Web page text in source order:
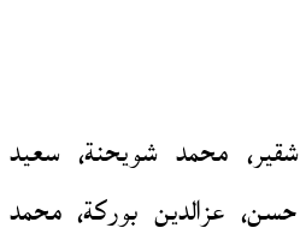
محمد شويحنة، سعيد
عزالدين بوركة، محمد